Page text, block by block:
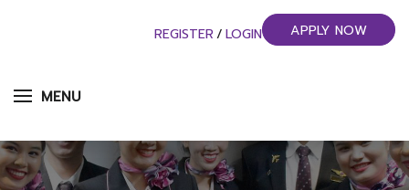
MENU
REGISTER / LOGIN APPLY NOW